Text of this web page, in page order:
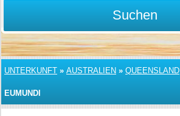
Suchen
UNTERKUNFT » AUSTRALIEN » QUEENSLAND
EUMUNDI